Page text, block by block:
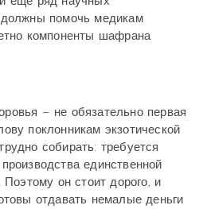
должны помочь медикам
компоненты шафрана
– не обязательно первая
поклонникам экзотической
собирать: требуется
единственной
Поэтому он стоит дорого, и
отдавать немалые деньги